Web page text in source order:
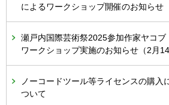
によるワークショップ開催のお知らせ
瀬戸内国際芸術祭2025参加作家ヤコブ
ワークショップ実施のお知らせ（2月14
ノーコードツール等ライセンスの購入
ついて